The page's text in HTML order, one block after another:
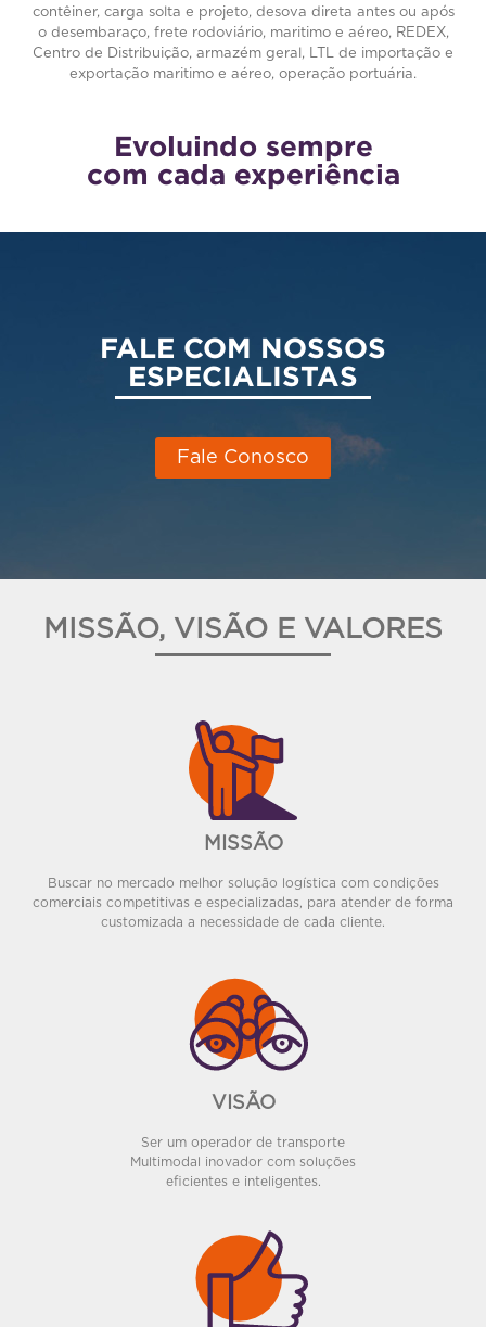
contêiner, carga solta e projeto, desova direta antes ou após
o desembaraço, frete rodoviário, maritimo e aéreo, REDEX,
Centro de Distribuição, armazém geral, LTL de importação e
exportação maritimo e aéreo, operação portuária.
Evoluindo sempre
com cada experiência
FALE COM NOSSOS
ESPECIALISTAS
Fale Conosco
MISSÃO, VISÃO E VALORES
MISSÃO
Buscar no mercado melhor solução logística com condições
comerciais competitivas e especializadas, para atender de forma
customizada a necessidade de cada cliente.
VISÃO
Ser um operador de transporte
Multimodal inovador com soluções
eficientes e inteligentes.